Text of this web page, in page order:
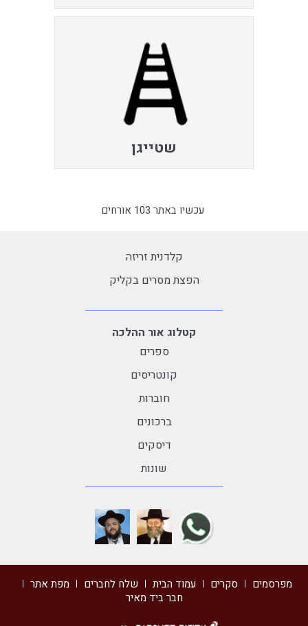
שטייגן
עכשיו באתר 103 אורחים
קלדנית זריזה
הפצת מסרים בקליק
קטלוג אור ההלכה
ספרים
קונטריסים
חוברות
ברכונים
דיסקים
שונות
מפרסמים סקרים עמוד הבית שלח לחברים
מפת אתר
חבר ביד מאיר